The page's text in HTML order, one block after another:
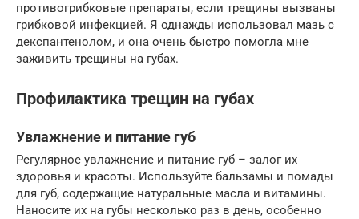
противогрибковые препараты, если трещины вызваны
грибковой инфекцией. Я однажды использовал мазь с
декспантенолом, и она очень быстро помогла мне
заживить трещины на губах.
Профилактика трещин на губах
Увлажнение и питание губ
Регулярное увлажнение и питание губ – залог их
здоровья и красоты. Используйте бальзамы и помады
для губ, содержащие натуральные масла и витамины.
Наносите их на губы несколько раз в день, особенно